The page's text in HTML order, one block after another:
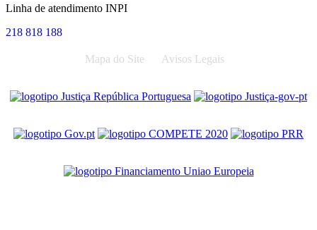
Linha de atendimento INPI
218 818 188
Mapa do Site Avisos Legais